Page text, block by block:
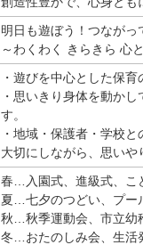
明日も遊ぼう！つながっ
～わくわく きらきら 心
・遊びを中心とした保
・思いきり身体を動か
す。
・地域・保護者・学校
大切にしながら、思いや
春…入園式、進級式、こ
夏…七夕のつどい、プー
秋…秋季運動会、市立幼
冬…おたのしみ会、生活